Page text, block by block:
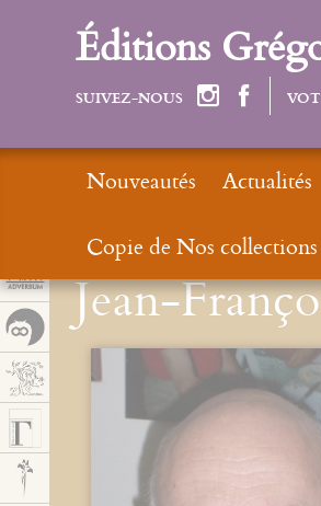
Jean-
Éditions
SUIVEZ-NOUS
Nouveautés Actualités
Copie de Nos collections
Panel de gestión de cookies